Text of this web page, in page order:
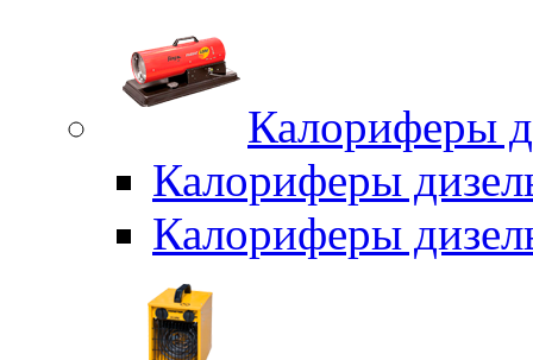
Калориферы
Калориферы
Калориферы